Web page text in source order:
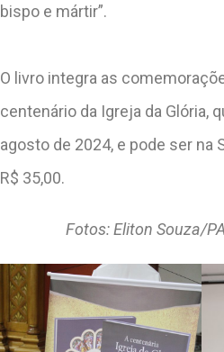
bispo e mártir”.
O livro integra as
centenário da Igreja da Glória,
agosto de 2024, e pode ser na
R$ 35,00.
Fotos: Eliton Souza/